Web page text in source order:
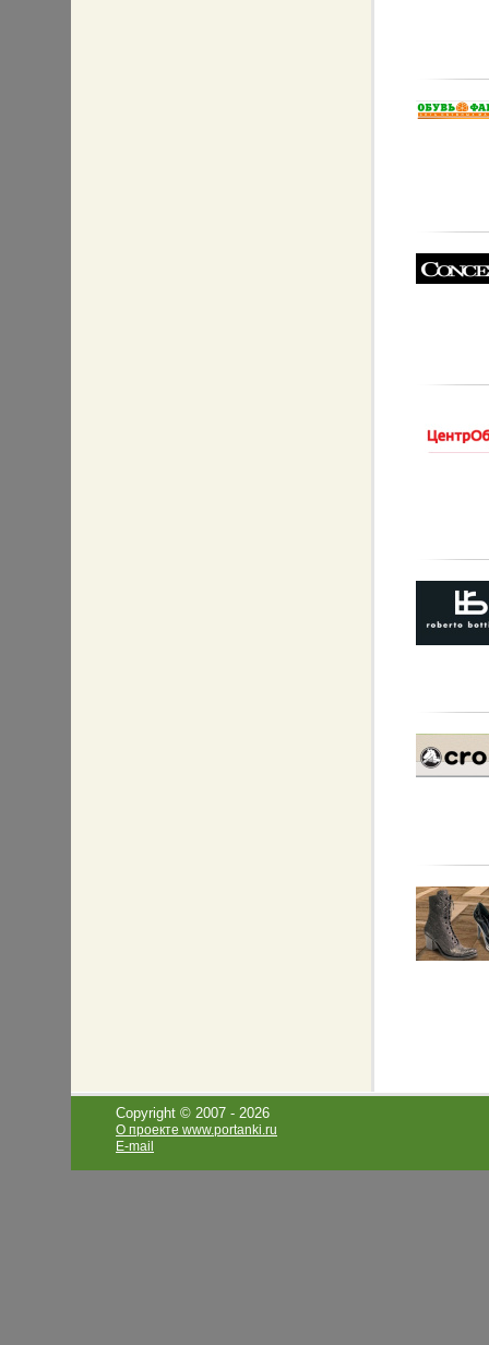
Copyright © 2007 - 2026
О проекте www.portanki.ru
E-mail